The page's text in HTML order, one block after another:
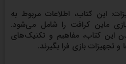
این کتاب، اطلاعات مربوط به
ماین کرافت را شامل می‌شود.
این کتاب، مفاهیم و تکنیک‌های
تجهیزات بازی فرا بگیرند.